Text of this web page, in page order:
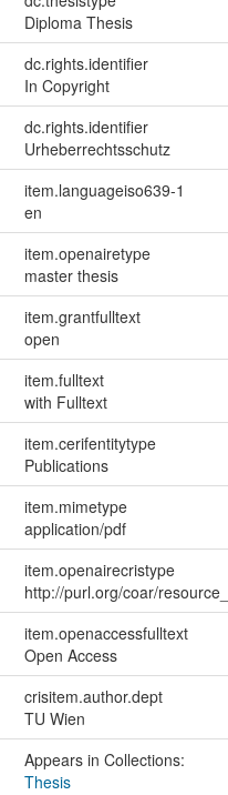
Diploma Thesis
dc.rights.identifier
In Copyright
dc.rights.identifier
Urheberrechtsschutz
item.languageiso639-1
en
item.openairetype
master thesis
item.grantfulltext
open
item.fulltext
with Fulltext
item.cerifentitytype
Publications
item.mimetype
application/pdf
item.openairecristype
http://purl.org/coar/
item.openaccessfulltext
Open Access
crisitem.author.dept
TU Wien
Appears in Collections:
Thesis